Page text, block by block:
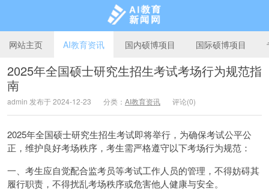
网站主页 AI教育资讯 国内硕博项目 国际硕博项目
2025年全国硕士研究生招生考试考场行为规范指
南
admin 发布于 2024-12-23 分类： AI教育资讯 评论(0)
2025年全国硕士研究生招生考试即将举行，为确保考试公平公
正，维护良好考场秩序，考生需严格遵守以下考场行为规范：
一、考生应自觉配合监考员等考试工作人员的管理，不得妨碍其
履行职责，不得扰乱考场秩序或危害他人健康与安全。